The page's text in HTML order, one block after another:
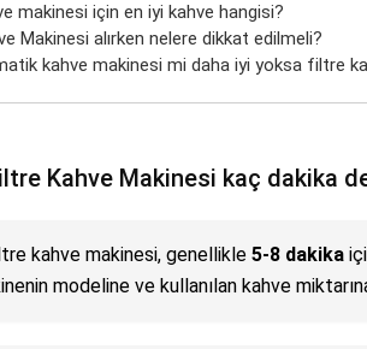
makinesi için en iyi kahve hangisi?
Makinesi alırken nelere dikkat edilmeli?
kahve makinesi mi daha iyi yoksa filtre
Kahve Makinesi kaç dakika
kahve makinesi, genellikle 5-8 dakika
modeline ve kullanılan kahve